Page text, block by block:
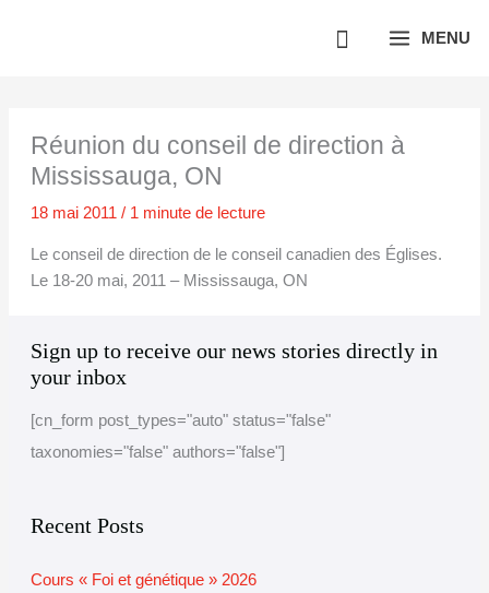
MENU
Réunion du conseil de direction à
Mississauga, ON
18 mai 2011 / 1 minute de lecture
Le conseil de direction de le conseil canadien des Églises.
Le 18-20 mai, 2011 – Mississauga, ON
Sign up to receive our news stories directly in
your inbox
[cn_form post_types="auto" status="false"
taxonomies="false" authors="false"]
Recent Posts
Cours « Foi et génétique » 2026
r
c
h
i
e
a
t
e
g
r
e